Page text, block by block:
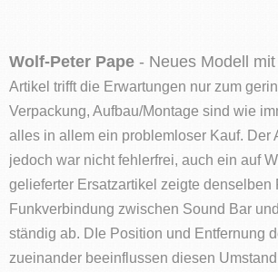
Wolf-Peter Pape - Neues Modell
Artikel trifft die Erwartungen nur zum
Verpackung, Aufbau/Montage sind wie
alles in allem ein problemloser Kauf. Der
jedoch war nicht fehlerfrei, auch ein auf
gelieferter Ersatzartikel zeigte denselben
Funkverbindung zwischen Sound Bar
ständig ab. DIe Position und Entfernung
zueinander beeinflussen diesen